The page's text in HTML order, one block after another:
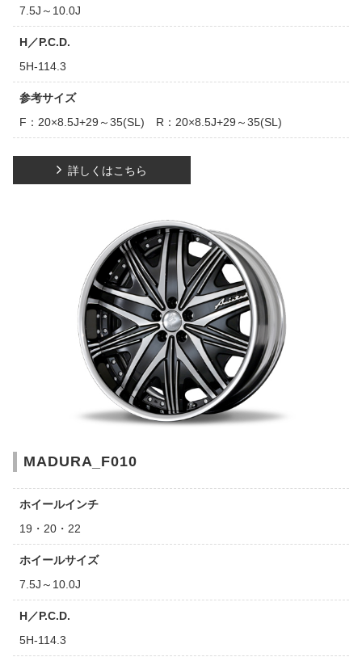
7.5J～10.0J
H／P.C.D.
5H-114.3
参考サイズ
F：20×8.5J+29～35(SL) R：20×8.5J+29～35(SL)
詳しくはこちら
MADURA_F010
ホイールインチ
19・20・22
ホイールサイズ
7.5J～10.0J
H／P.C.D.
5H-114.3